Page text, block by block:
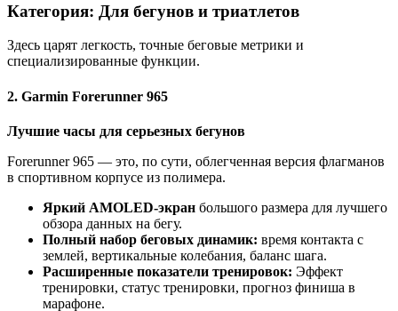
Категория: Для бегунов и триатлетов
Здесь царят легкость, точные беговые метрики и
специализированные функции.
2. Garmin Forerunner 965
Лучшие часы для серьезных бегунов
Forerunner 965 — это, по сути, облегченная версия флагманов
в спортивном корпусе из полимера.
Яркий AMOLED-экран большого размера для лучшего
обзора данных на бегу.
Полный набор беговых динамик: время контакта с
землей, вертикальные колебания, баланс шага.
Расширенные показатели тренировок: Эффект
тренировки, статус тренировки, прогноз финиша в
марафоне.